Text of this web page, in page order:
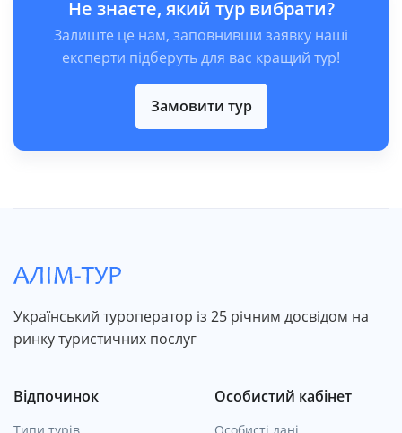
Не знаєте, який тур вибрати?
Залиште це нам, заповнивши заявку наші
експерти підберуть для вас кращий тур!
Замовити тур
Український туроператор із 25 річним досвідом на
ринку туристичних послуг
Відпочинок Особистий кабінет